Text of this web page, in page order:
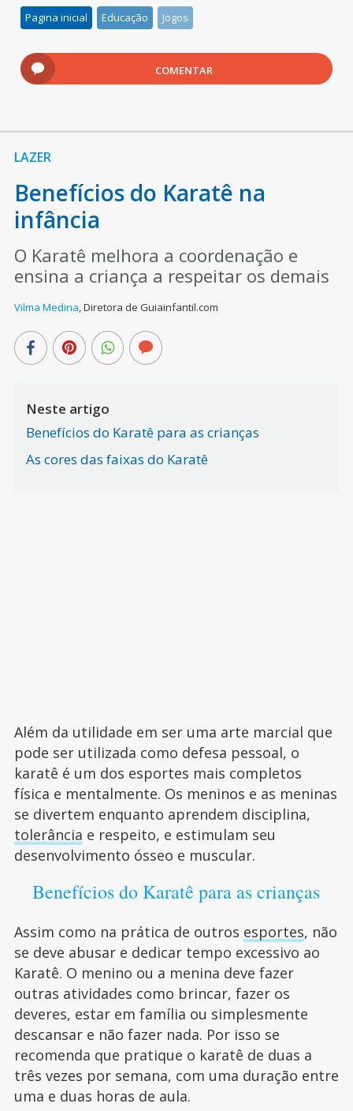
Pagina inicial Educação Jogos
COMENTAR
LAZER
Benefícios do Karatê na
infância
O Karatê melhora a coordenação e
ensina a criança a respeitar os demais
Vilma Medina,Diretora de Guiainfantil.com
Neste artigo
Benefícios do Karatê para as crianças
As cores das faixas do Karatê
Além da utilidade em ser uma arte marcial que
pode ser utilizada como defesa pessoal, o
karatê é um dos esportes mais completos
física e mentalmente. Os meninos e as meninas
se divertem enquanto aprendem disciplina,
tolerância e respeito, e estimulam seu
desenvolvimento ósseo e muscular.
Benefícios do Karatê para as crianças
Assim como na prática de outros esportes, não
se deve abusar e dedicar tempo excessivo ao
Karatê. O menino ou a menina deve fazer
outras atividades como brincar, fazer os
deveres, estar em família ou simplesmente
descansar e não fazer nada. Por isso se
recomenda que pratique o karatê de duas a
três vezes por semana, com uma duração entre
uma e duas horas de aula.